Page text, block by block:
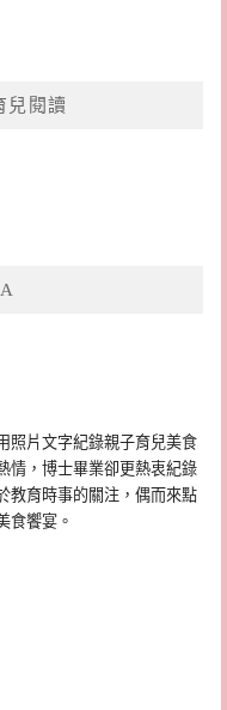
兒閱讀
照片文字紀錄親子育兒美食
情，博士畢業卻更熱衷紀錄
教育時事的關注，偶而來點
食饗宴。